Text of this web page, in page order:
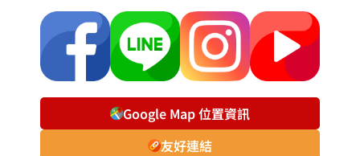
Google Map 位置資訊
友好連結